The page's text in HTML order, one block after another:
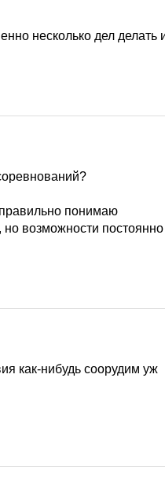
несколько дел делать
понимаю
возможности постоянно
как-нибудь соорудим уж